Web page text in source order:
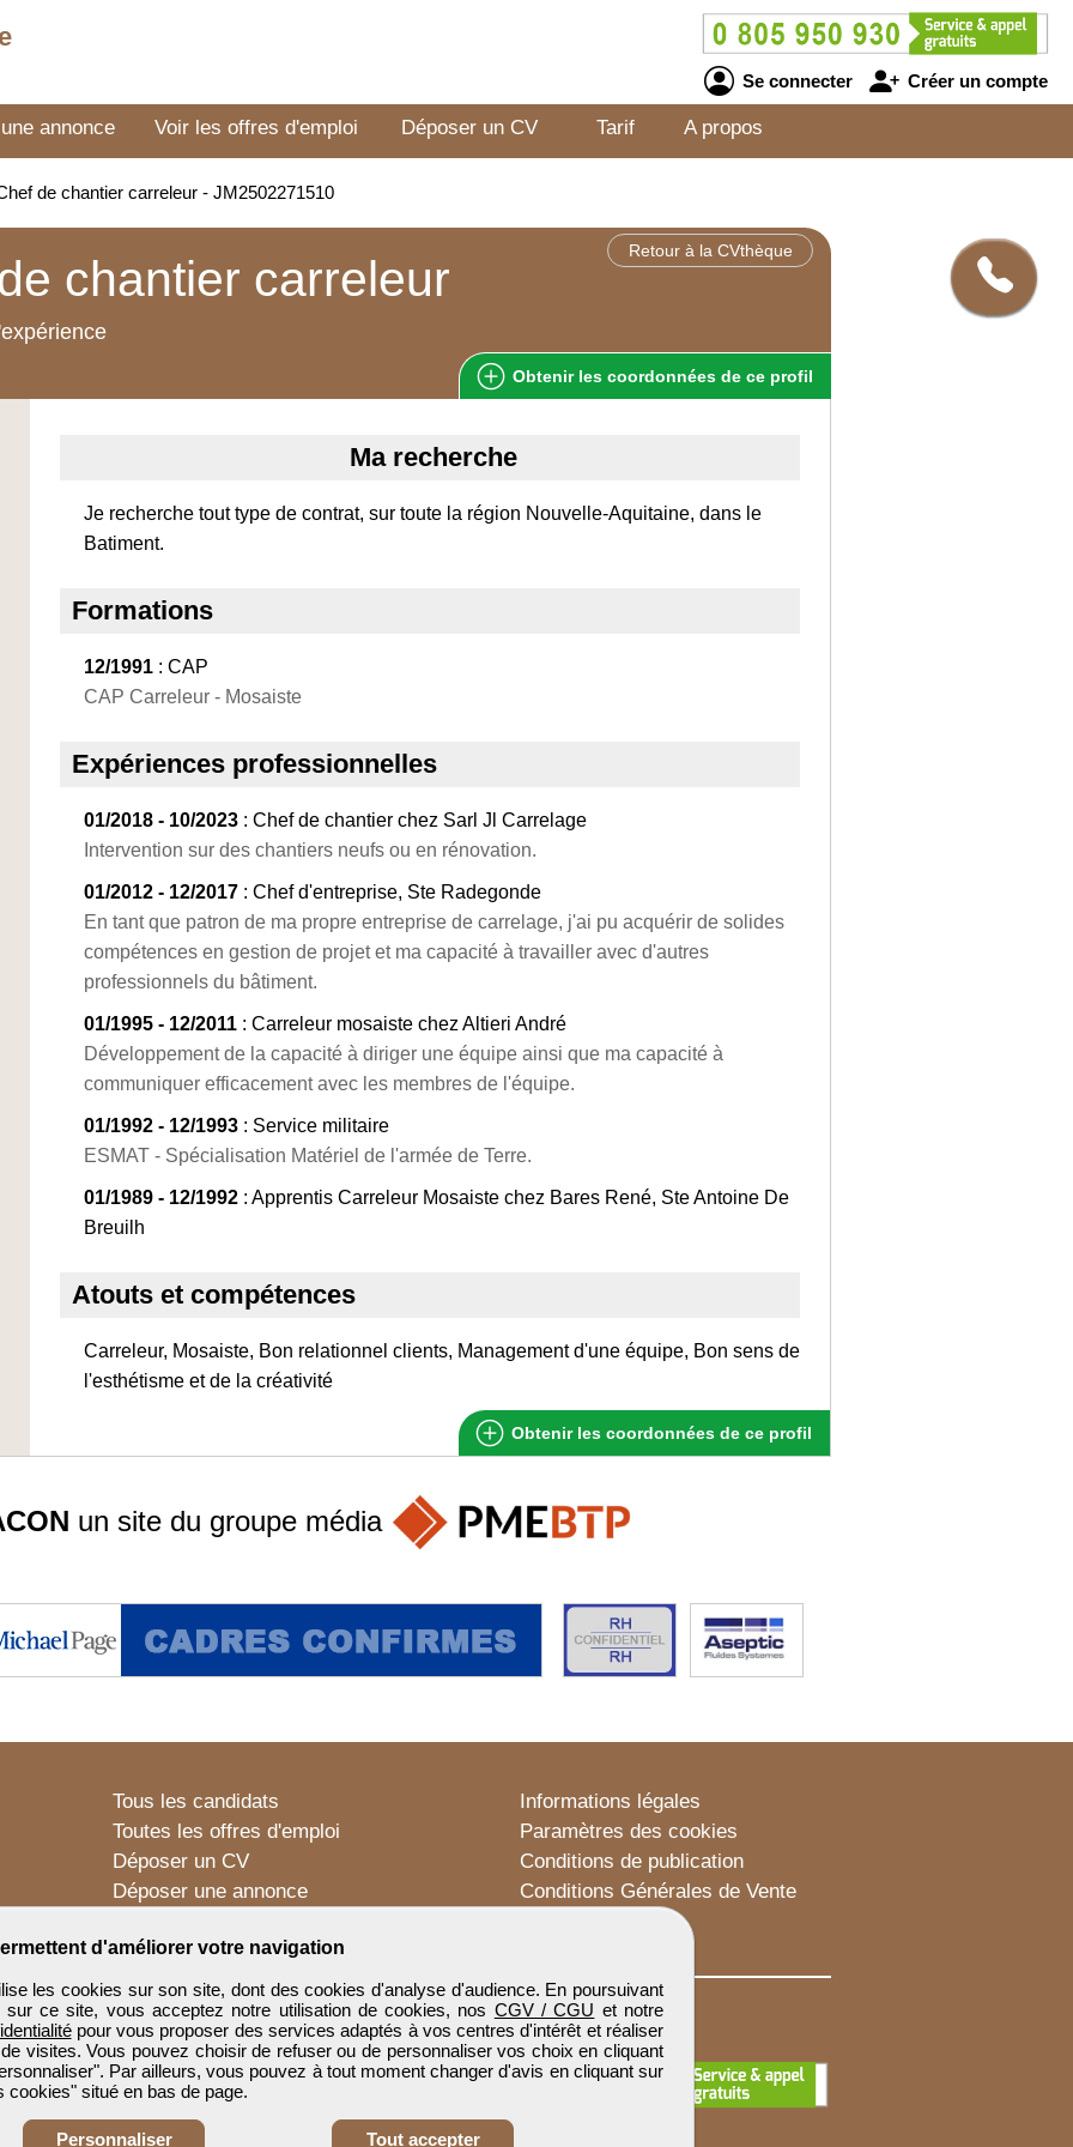
Se connecter Créer un compte
annonce Voir les offres d'emploi Déposer un CV Tarif A propos
de chantier carreleur - JM2502271510
Retour à la CVthèque
chantier carreleur
Obtenir les coordonnées de ce profil
Ma recherche
Je recherche tout type de contrat, sur toute la région Nouvelle-Aquitaine, dans le
Batiment.
Formations
12/1991 : CAP
CAP Carreleur - Mosaiste
Expériences professionnelles
01/2018 - 10/2023 : Chef de chantier chez Sarl Jl Carrelage
Intervention sur des chantiers neufs ou en rénovation.
01/2012 - 12/2017 : Chef d'entreprise, Ste Radegonde
En tant que patron de ma propre entreprise de carrelage, j'ai pu acquérir de solides
compétences en gestion de projet et ma capacité à travailler avec d'autres
professionnels du bâtiment.
01/1995 - 12/2011 : Carreleur mosaiste chez Altieri André
Développement de la capacité à diriger une équipe ainsi que ma capacité à
communiquer efficacement avec les membres de l'équipe.
01/1992 - 12/1993 : Service militaire
ESMAT - Spécialisation Matériel de l'armée de Terre.
01/1989 - 12/1992 : Apprentis Carreleur Mosaiste chez Bares René, Ste Antoine De
Breuilh
Atouts et compétences
Carreleur, Mosaiste, Bon relationnel clients, Management d'une équipe, Bon sens de
l'esthétisme et de la créativité
Obtenir les coordonnées de ce profil
d'améliorer votre navigation
les cookies sur son site, dont des cookies d'analyse d'audience. En poursuivant
sur ce site, vous acceptez notre utilisation de cookies, nos CGV / CGU et notre
pour vous proposer des services adaptés à vos centres d'intérêt et réaliser
visites. Vous pouvez choisir de refuser ou de personnaliser vos choix en cliquant
Par ailleurs, vous pouvez à tout moment changer d'avis en cliquant sur
cookies" situé en bas de page.
Personnaliser Tout accepter
un site du groupe média
Tous les candidats
Toutes les offres d'emploi
Déposer un CV
Déposer une annonce
Informations légales
Paramètres des cookies
Conditions de publication
Conditions Générales de Vente